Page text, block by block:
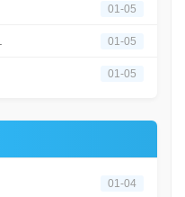
01-05
01-05
01-05
01-04